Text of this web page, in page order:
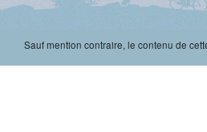
Sauf mention contraire, le contenu de